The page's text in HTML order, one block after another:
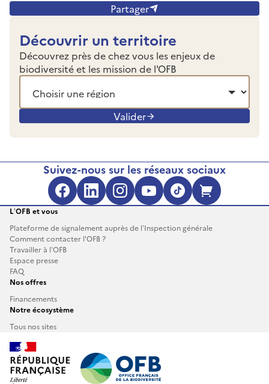
Partager
Découvrir un territoire
Découvrez près de chez vous les enjeux de
biodiversité et les mission de l'OFB
Choisir une région
Valider
Suivez-nous sur les réseaux sociaux
L’OFB et vous
Plateforme de signalement auprès de l’Inspection générale
Comment contacter l'OFB ?
Travailler à l’OFB
Espace presse
FAQ
Nos offres
Financements
Notre écosystème
Tous nos sites